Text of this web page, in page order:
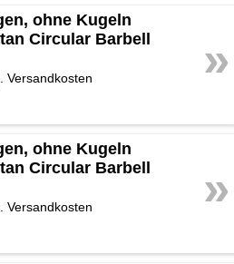
»
ohne Kugeln
Circular Barbell
Versandkosten
»
ohne Kugeln
Circular Barbell
Versandkosten